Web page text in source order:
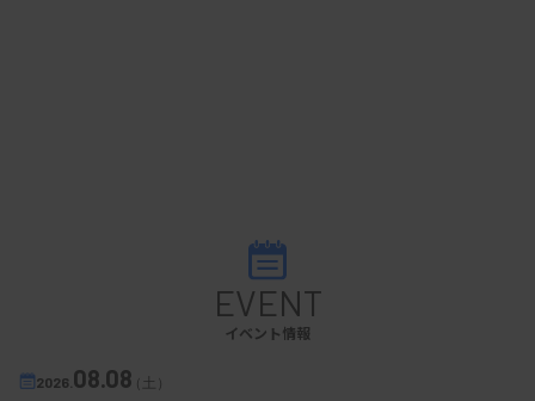
EVENT
イベント情報
2026. 08.08（土）